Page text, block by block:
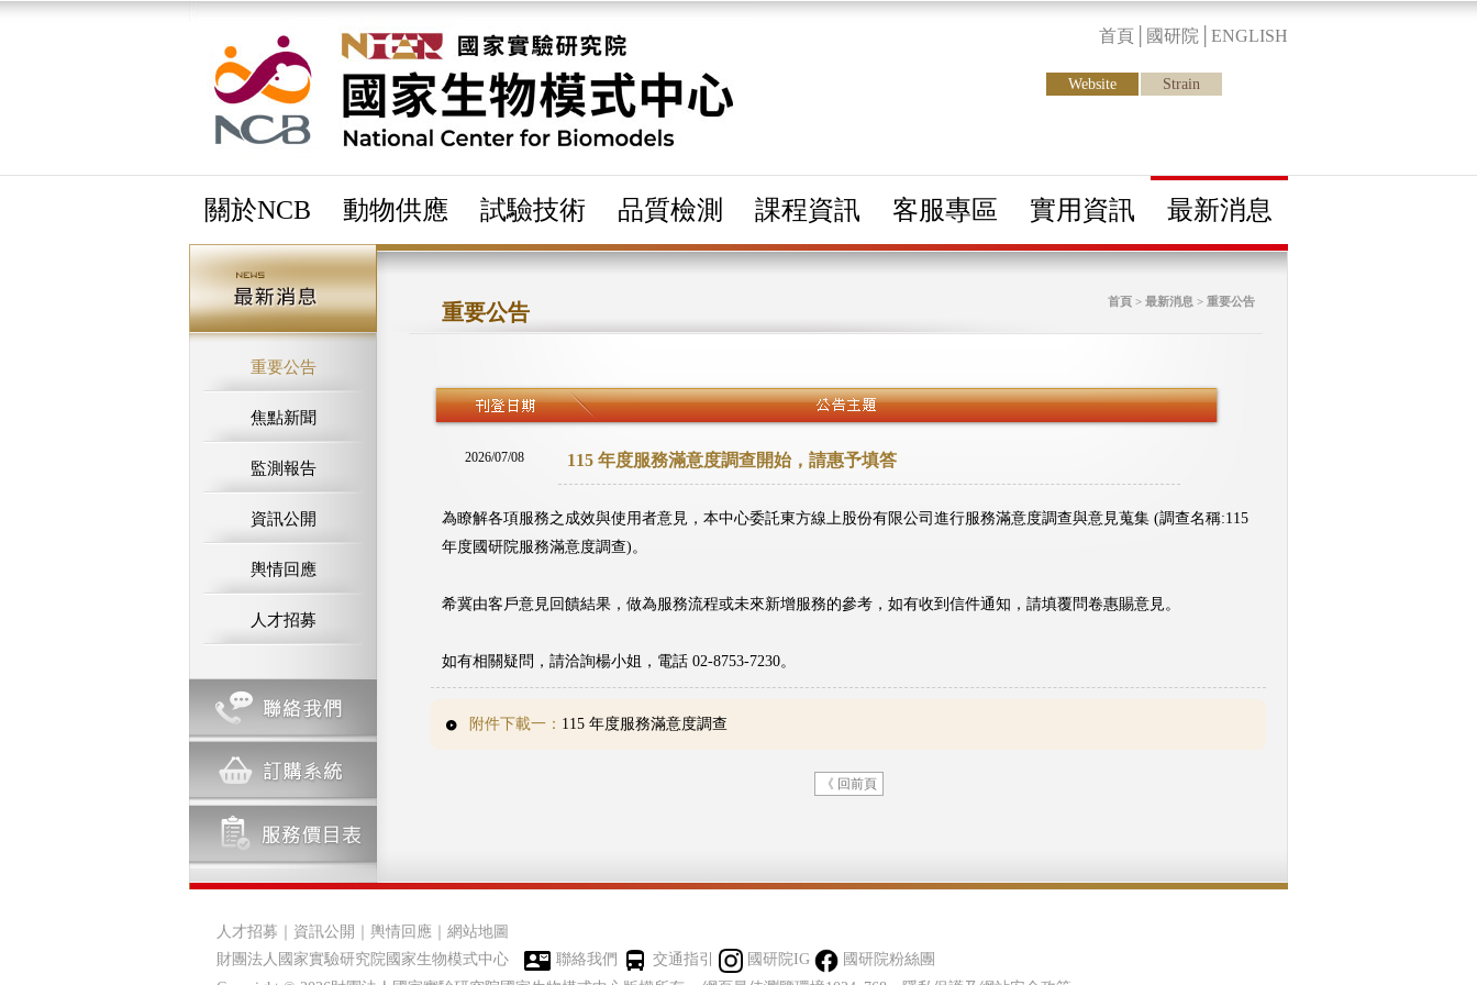
首頁 國研院 ENGLISH
Website Strain
關於NCB 動物供應 試驗技術 品質檢測 課程資訊 客服專區 實用資訊 最新消息
重要公告
焦點新聞
監測報告
資訊公開
輿情回應
人才招募
重要公告 首頁 > 最新消息 > 重要公告
2026/07/08 115 年度服務滿意度調查開始，請惠予填答
為瞭解各項服務之成效與使用者意見，本中心委託東方線上股份有限公司進行服務滿意度調查與意見蒐集 (調查名稱:115
年度國研院服務滿意度調查)。
希冀由客戶意見回饋結果，做為服務流程或未來新增服務的參考，如有收到信件通知，請填覆問卷惠賜意見。
如有相關疑問，請洽詢楊小姐，電話 02-8753-7230。
附件下載一： 115 年度服務滿意度調查
《 回前頁
人才招募 資訊公開 輿情回應
網站地圖
財團法人國家實驗研究院國家生物模式中心
聯絡我們 交通指引 國研院IG
國研院粉絲團